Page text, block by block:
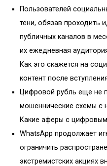
Пользователей
тени, обязав проходить
публичных каналов в
их ежедневная
Как это скажется на
контент после
Цифровой рубль еще не
мошеннические схемы с
Какие аферы с
WhatsApp продолжает
ограничить
экстремистских акциях